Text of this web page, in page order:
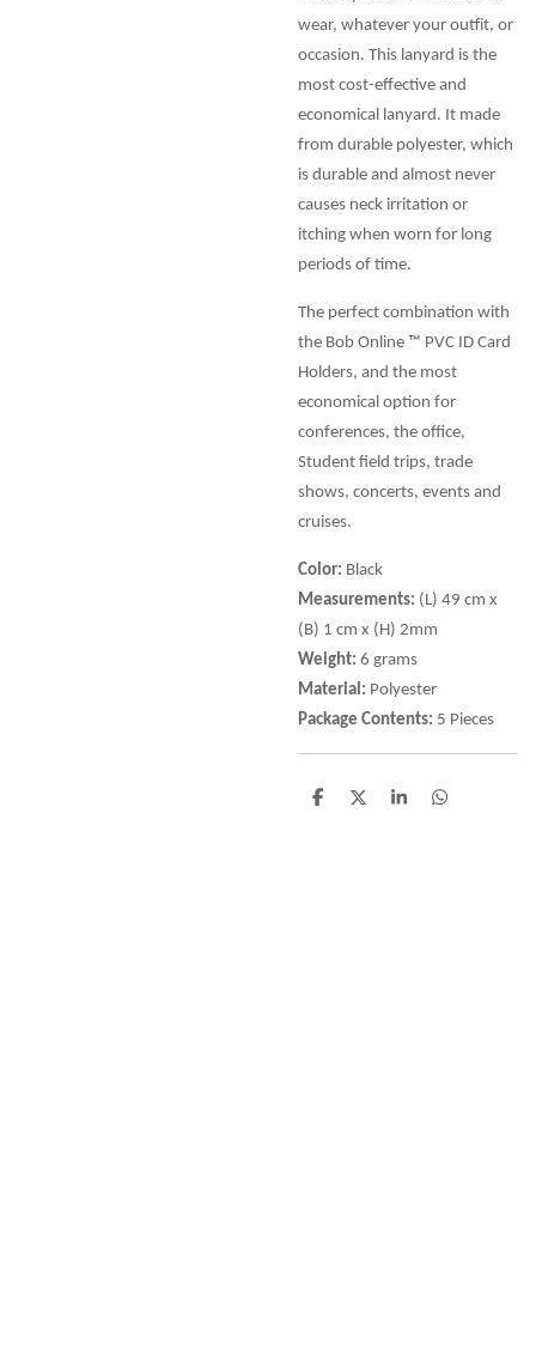
wear, whatever your outfit, or
occasion. This lanyard is the
most cost-effective and
economical lanyard. It made
from durable polyester, which
is durable and almost never
causes neck irritation or
itching when worn for long
periods of time.
The perfect combination with
the Bob Online ™ PVC ID Card
Holders, and the most
economical option for
conferences, the office,
Student field trips, trade
shows, concerts, events and
cruises.
Color: Black
Measurements: (L) 49 cm x
(B) 1 cm x (H) 2mm
Weight: 6 grams
Material: Polyester
Package Contents: 5 Pieces
D
D
S
D